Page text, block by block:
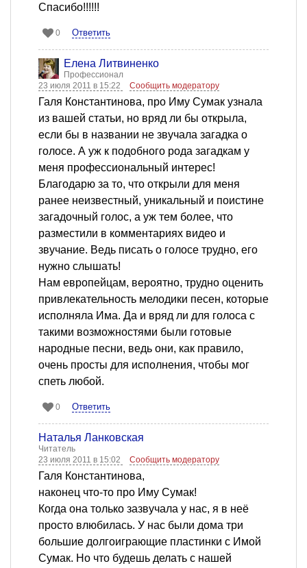
Спасибо!!!!!!
0 Ответить
Елена Литвиненко
Профессионал
23 июля 2011 в 15:22
Сообщить модератору
Галя Константинова, про Иму Сумак узнала
из вашей статьи, но вряд ли бы открыла,
если бы в названии не звучала загадка о
голосе. А уж к подобного рода загадкам у
меня профессиональный интерес!
Благодарю за то, что открыли для меня
ранее неизвестный, уникальный и поистине
загадочный голос, а уж тем более, что
разместили в комментариях видео и
звучание. Ведь писать о голосе трудно, его
нужно слышать!
Нам европейцам, вероятно, трудно оценить
привлекательность мелодики песен, которые
исполняла Има. Да и вряд ли для голоса с
такими возможностями были готовые
народные песни, ведь они, как правило,
очень просты для исполнения, чтобы мог
спеть любой.
0 Ответить
Наталья Ланковская
Читатель
23 июля 2011 в 15:02
Сообщить модератору
Галя Константинова,
наконец что-то про Иму Сумак!
Когда она только зазвучала у нас, я в неё
просто влюбилась. У нас были дома три
большие долгоиграющие пластинки с Имой
Сумак. Но что будешь делать с нашей